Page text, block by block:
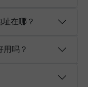
在哪？
吗？